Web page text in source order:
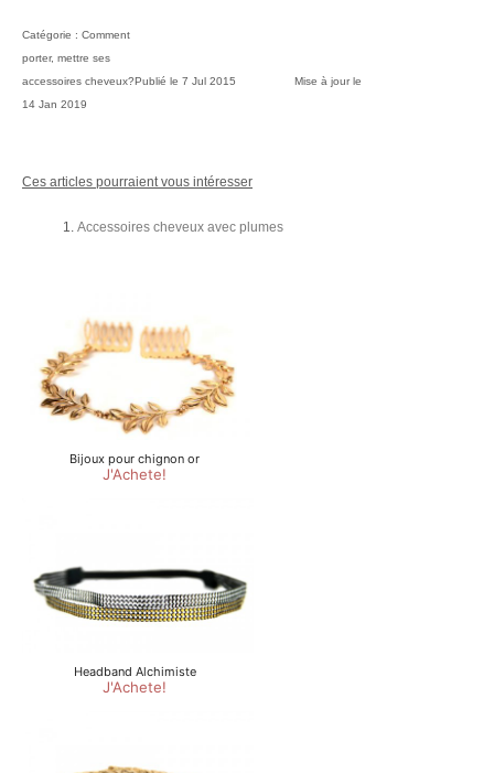
Catégorie : Comment
porter, mettre ses
accessoires cheveux?Publié le 7 Jul 2015
Mise à jour le
14 Jan 2019
Ces articles pourraient vous intéresser
Accessoires cheveux avec plumes